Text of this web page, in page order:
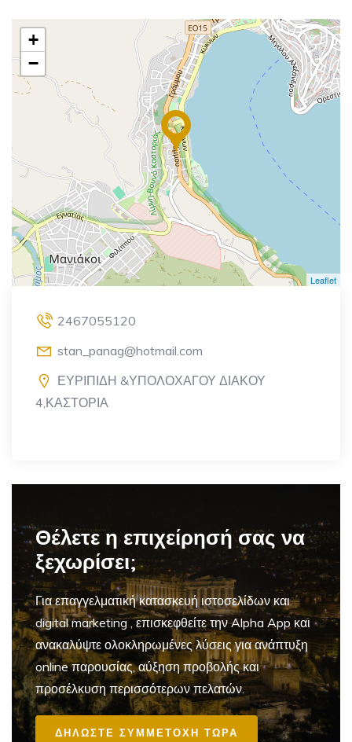
+
−
Leaflet
2467055120
stan_panag@hotmail.com
ΕΥΡΙΠΙΔΗ &ΥΠΟΛΟΧΑΓΟΥ ΔΙΑΚΟΥ
4,ΚΑΣΤΟΡΙΑ
Θέλετε η επιχείρησή σας να
ξεχωρίσει;
Για επαγγελματικήκατασκευή ιστοσελίδων και
digital marketing, επισκεφθείτε την Alpha App και
ανακαλύψτε ολοκληρωμένες λύσεις για ανάπτυξη
online παρουσίας, αύξηση προβολής και
προσέλκυση περισσότερων πελατών.
ΔΗΛΩΣΤΕ ΣΥΜΜΕΤΟΧΗ ΤΩΡΑ